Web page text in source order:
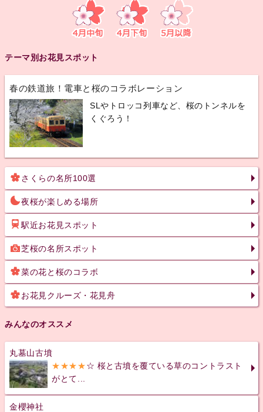
テーマ別お花見スポット
春の鉄道旅！電車と桜のコラボレーション
SLやトロッコ列車など、桜のトンネルを
くぐろう！
さくらの名所100選
夜桜が楽しめる場所
駅近お花見スポット
芝桜の名所スポット
菜の花と桜のコラボ
お花見クルーズ・花見舟
みんなのオススメ
丸墓山古墳
★★★★☆ 桜と古墳を覆ている草のコントラスト
がとて...
金櫻神社